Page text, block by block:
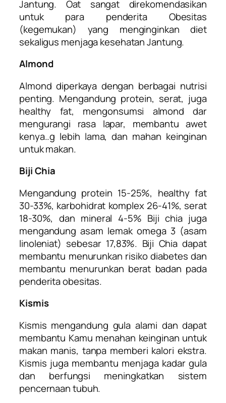
Jantung. Oat sangat direkomendasikan
untuk para penderita Obesitas
(kegemukan) yang menginginkan diet
sekaligus menjaga kesehatan Jantung.
Almond
Almond diperkaya dengan berbagai nutrisi
penting. Mengandung protein, serat, juga
healthy fat, mengonsumsi almond dar
mengurangi rasa lapar, membantu awet
kenya..g lebih lama, dan mahan keinginan
untuk makan.
Biji Chia
Mengandung protein 15-25%, healthy fat
30-33%, karbohidrat komplex 26-41%, serat
18-30%, dan mineral 4-5% Biji chia juga
mengandung asam lemak omega 3 (asam
linoleniat) sebesar 17,83%. Biji Chia dapat
membantu menurunkan risiko diabetes dan
membantu menurunkan berat badan pada
penderita obesitas.
Kismis
Kismis mengandung gula alami dan dapat
membantu Kamu menahan keinginan untuk
makan manis, tanpa memberi kalori ekstra.
Kismis juga membantu menjaga kadar gula
dan berfungsi meningkatkan sistem
pencernaan tubuh.